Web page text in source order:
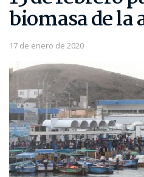
biomasa de la
17 de enero de 2020